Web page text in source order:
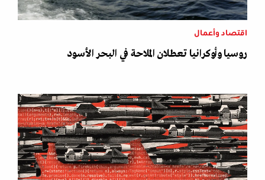
اقتصاد وأعمال
روسيا وأوكرانيا تعطلان الملاحة في البحر الأسود